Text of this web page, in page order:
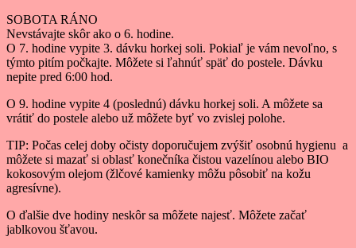
SOBOTA RÁNO
Nevstávajte skôr ako o 6. hodine.
O 7. hodine vypite 3. dávku horkej soli. Pokiaľ je vám nevoľno, s
týmto pitím počkajte. Môžete si ľahnúť späť do postele. Dávku
nepite pred 6:00 hod.
O 9. hodine vypite 4 (poslednú) dávku horkej soli. A môžete sa
vrátiť do postele alebo už môžete byť vo zvislej polohe.
TIP: Počas celej doby očisty doporučujem zvýšiť osobnú hygienu a
môžete si mazať si oblasť konečníka čistou vazelínou alebo BIO
kokosovým olejom (žlčové kamienky môžu pôsobiť na kožu
agresívne).
O ďalšie dve hodiny neskôr sa môžete najesť. Môžete začať
jablkovou šťavou.